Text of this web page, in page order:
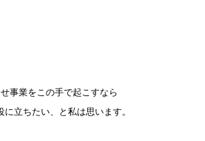
事業をこの手で起こすなら
に立ちたい、と私は思います。